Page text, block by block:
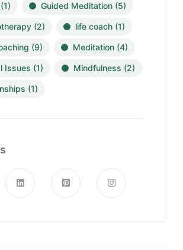
(1) Guided Meditation (5)
(2) life coach (1)
(9) Meditation (4)
Issues (1) Mindfulness (2)
(1)